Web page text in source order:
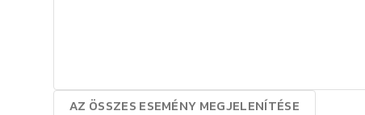
AZ ÖSSZES ESEMÉNY MEGJELENÍTÉSE